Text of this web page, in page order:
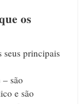
os
seus principais
são
e são